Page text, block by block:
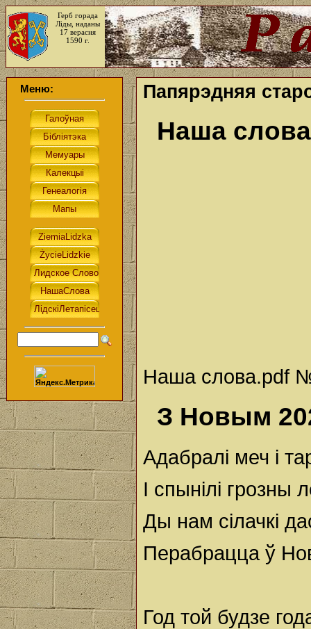
Герб горада
Ліды, наданы
17 верасня
1590 г.
Меню: Папярэдняя
Наша
Наша слова.pdf
З Новым
Адабралі меч і
І спынілі грозны
Ды нам сілачкі
Перабрацца ў
Год той будзе